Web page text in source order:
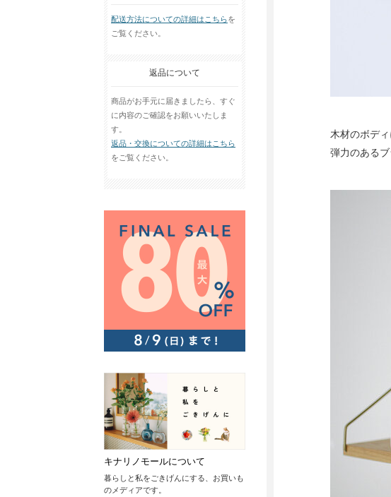
配送方法についての詳細はこちらを
ご覧ください。
返品について
商品がお手元に届きましたら、すぐ
に内容のご確認をお願いいたしま
す。
返品・交換についての詳細はこちら
をご覧ください。
キナリノモールについて
暮らしと私をごきげんにする、お買いも
のメディアです。
木材のボデ
弾力のある